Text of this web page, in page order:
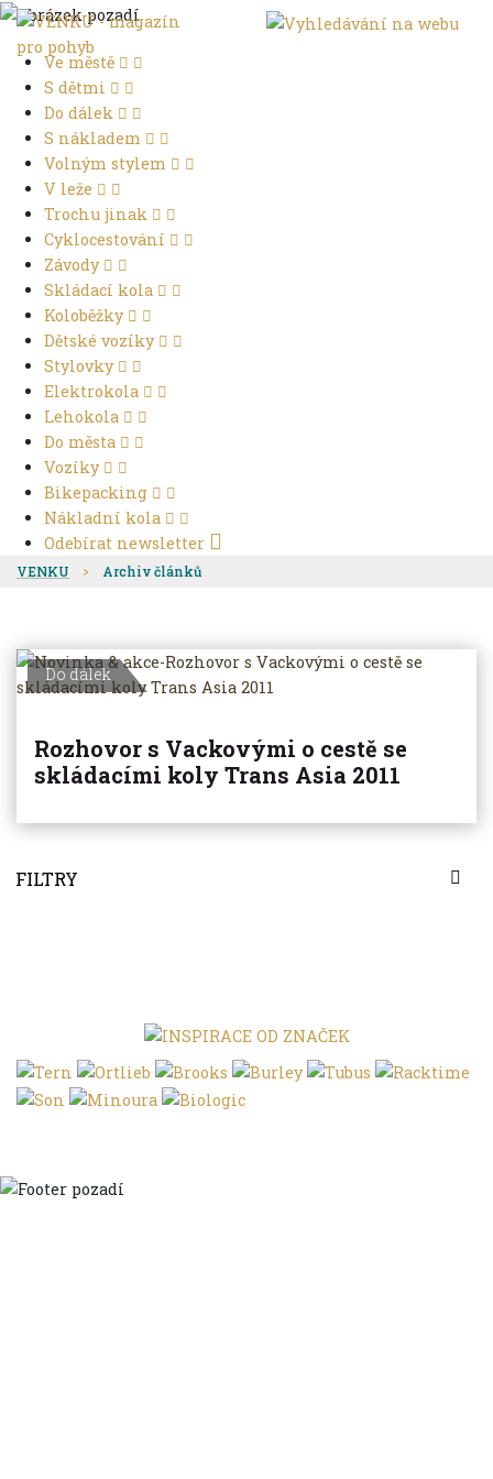
Ve městě
S dětmi
Do dálek
S nákladem
Volným stylem
V leže
Trochu jinak
Cyklocestování
Závody
Skládací kola
Koloběžky
Dětské vozíky
Stylovky
Elektrokola
Lehokola
Do města
Vozíky
Bikepacking
Nákladní kola
Odebírat newsletter
VENKU Archiv článků
FILTRY
Do dálek
Rozhovor s Vackovými o cestě se
skládacími koly Trans Asia 2011